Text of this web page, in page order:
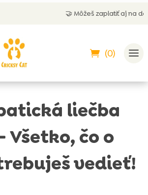
🤝 Môžeš zaplatiť aj na dobierku
(0)
liečba
Všetko, čo o
vedieť!